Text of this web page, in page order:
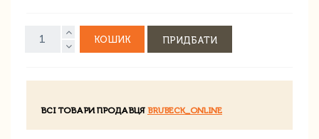
КОШИК ПРИДБАТИ
ВСІ ТОВАРИ ПРОДАВЦЯ BRUBECK_ONLINE